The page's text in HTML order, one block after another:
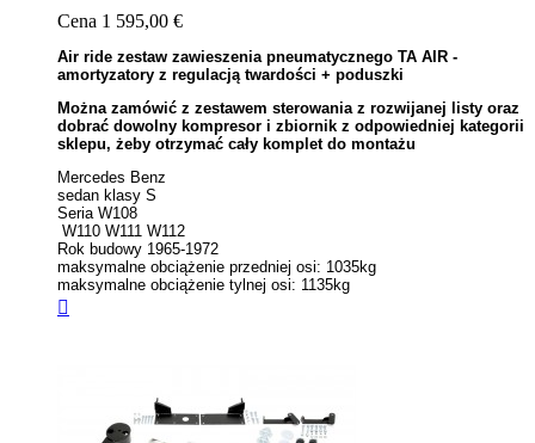
Cena 1 595,00 €
Air ride zestaw zawieszenia pneumatycznego TA AIR -
amortyzatory z regulacją twardości + poduszki
Można zamówić z zestawem sterowania z rozwijanej listy oraz
dobrać dowolny kompresor i zbiornik z odpowiedniej kategorii
sklepu, żeby otrzymać cały komplet do montażu
Mercedes Benz
sedan klasy S
Seria W108
W110 W111 W112
Rok budowy 1965-1972
maksymalne obciążenie przedniej osi: 1035kg
maksymalne obciążenie tylnej osi: 1135kg
